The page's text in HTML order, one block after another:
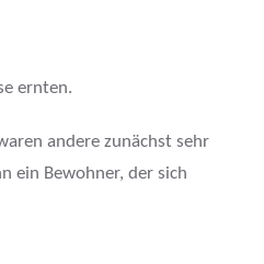
ernten.
andere zunächst sehr
ein Bewohner, der sich